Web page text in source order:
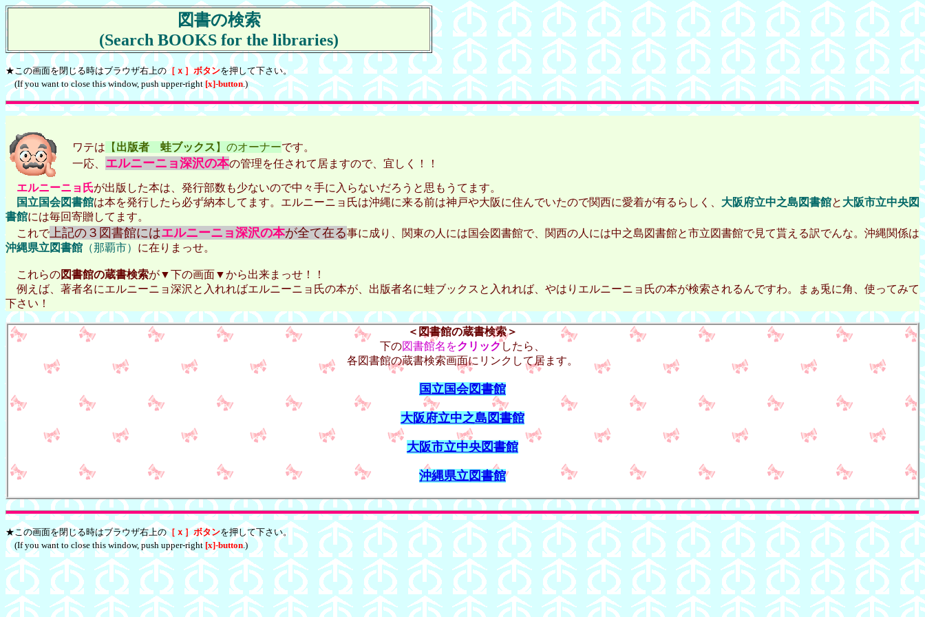
図書の検索
(Search BOOKS for the libraries)
★この画面を閉じる時はブラウザ右上の［ｘ］ボタンを押して下さい。
(If you want to close this window, push upper-right[x]-button.)
ワテは 【 出版者 蛙ブックス 】のオーナーです。
一応、 エルニーニョ深沢の本の管理を任されて居ますので、宜しく！！
エルニーニョ氏が出版した本は、発行部数も少ないので中々手に入らないだろうと思もうてます。
国立国会図書館は本を発行したら必ず納本してます。エルニーニョ氏は沖縄に来る前は神戸や大阪に住んでいたので関西に愛着が有るらしく、 大阪府立中之島図書館と 大阪市立中央図
書館には毎回寄贈してます。
これで上記の３図書館にはエルニーニョ深沢の本が全て在る事に成り、関東の人には国会図書館で、関西の人には中之島図書館と市立図書館で見て貰える訳でんな。沖縄関係は
沖縄県立図書館 （那覇市） に在りまっせ。
これらの図書館の蔵書検索が▼下の画面▼から出来まっせ！！
例えば、著者名にエルニーニョ深沢と入れればエルニーニョ氏の本が、出版者名に蛙ブックスと入れれば、やはりエルニーニョ氏の本が検索されるんですわ。まぁ兎に角、使ってみて
下さい！
＜図書館の蔵書検索＞
下の図書館名をクリックしたら、
各図書館の蔵書検索画面にリンクして居ます。
国立国会図書館
大阪府立中之島図書館
大阪市立中央図書館
沖縄県立図書館
★この画面を閉じる時はブラウザ右上の［ｘ］ボタンを押して下さい。
(If you want to close this window, push upper-right [x]-button.)